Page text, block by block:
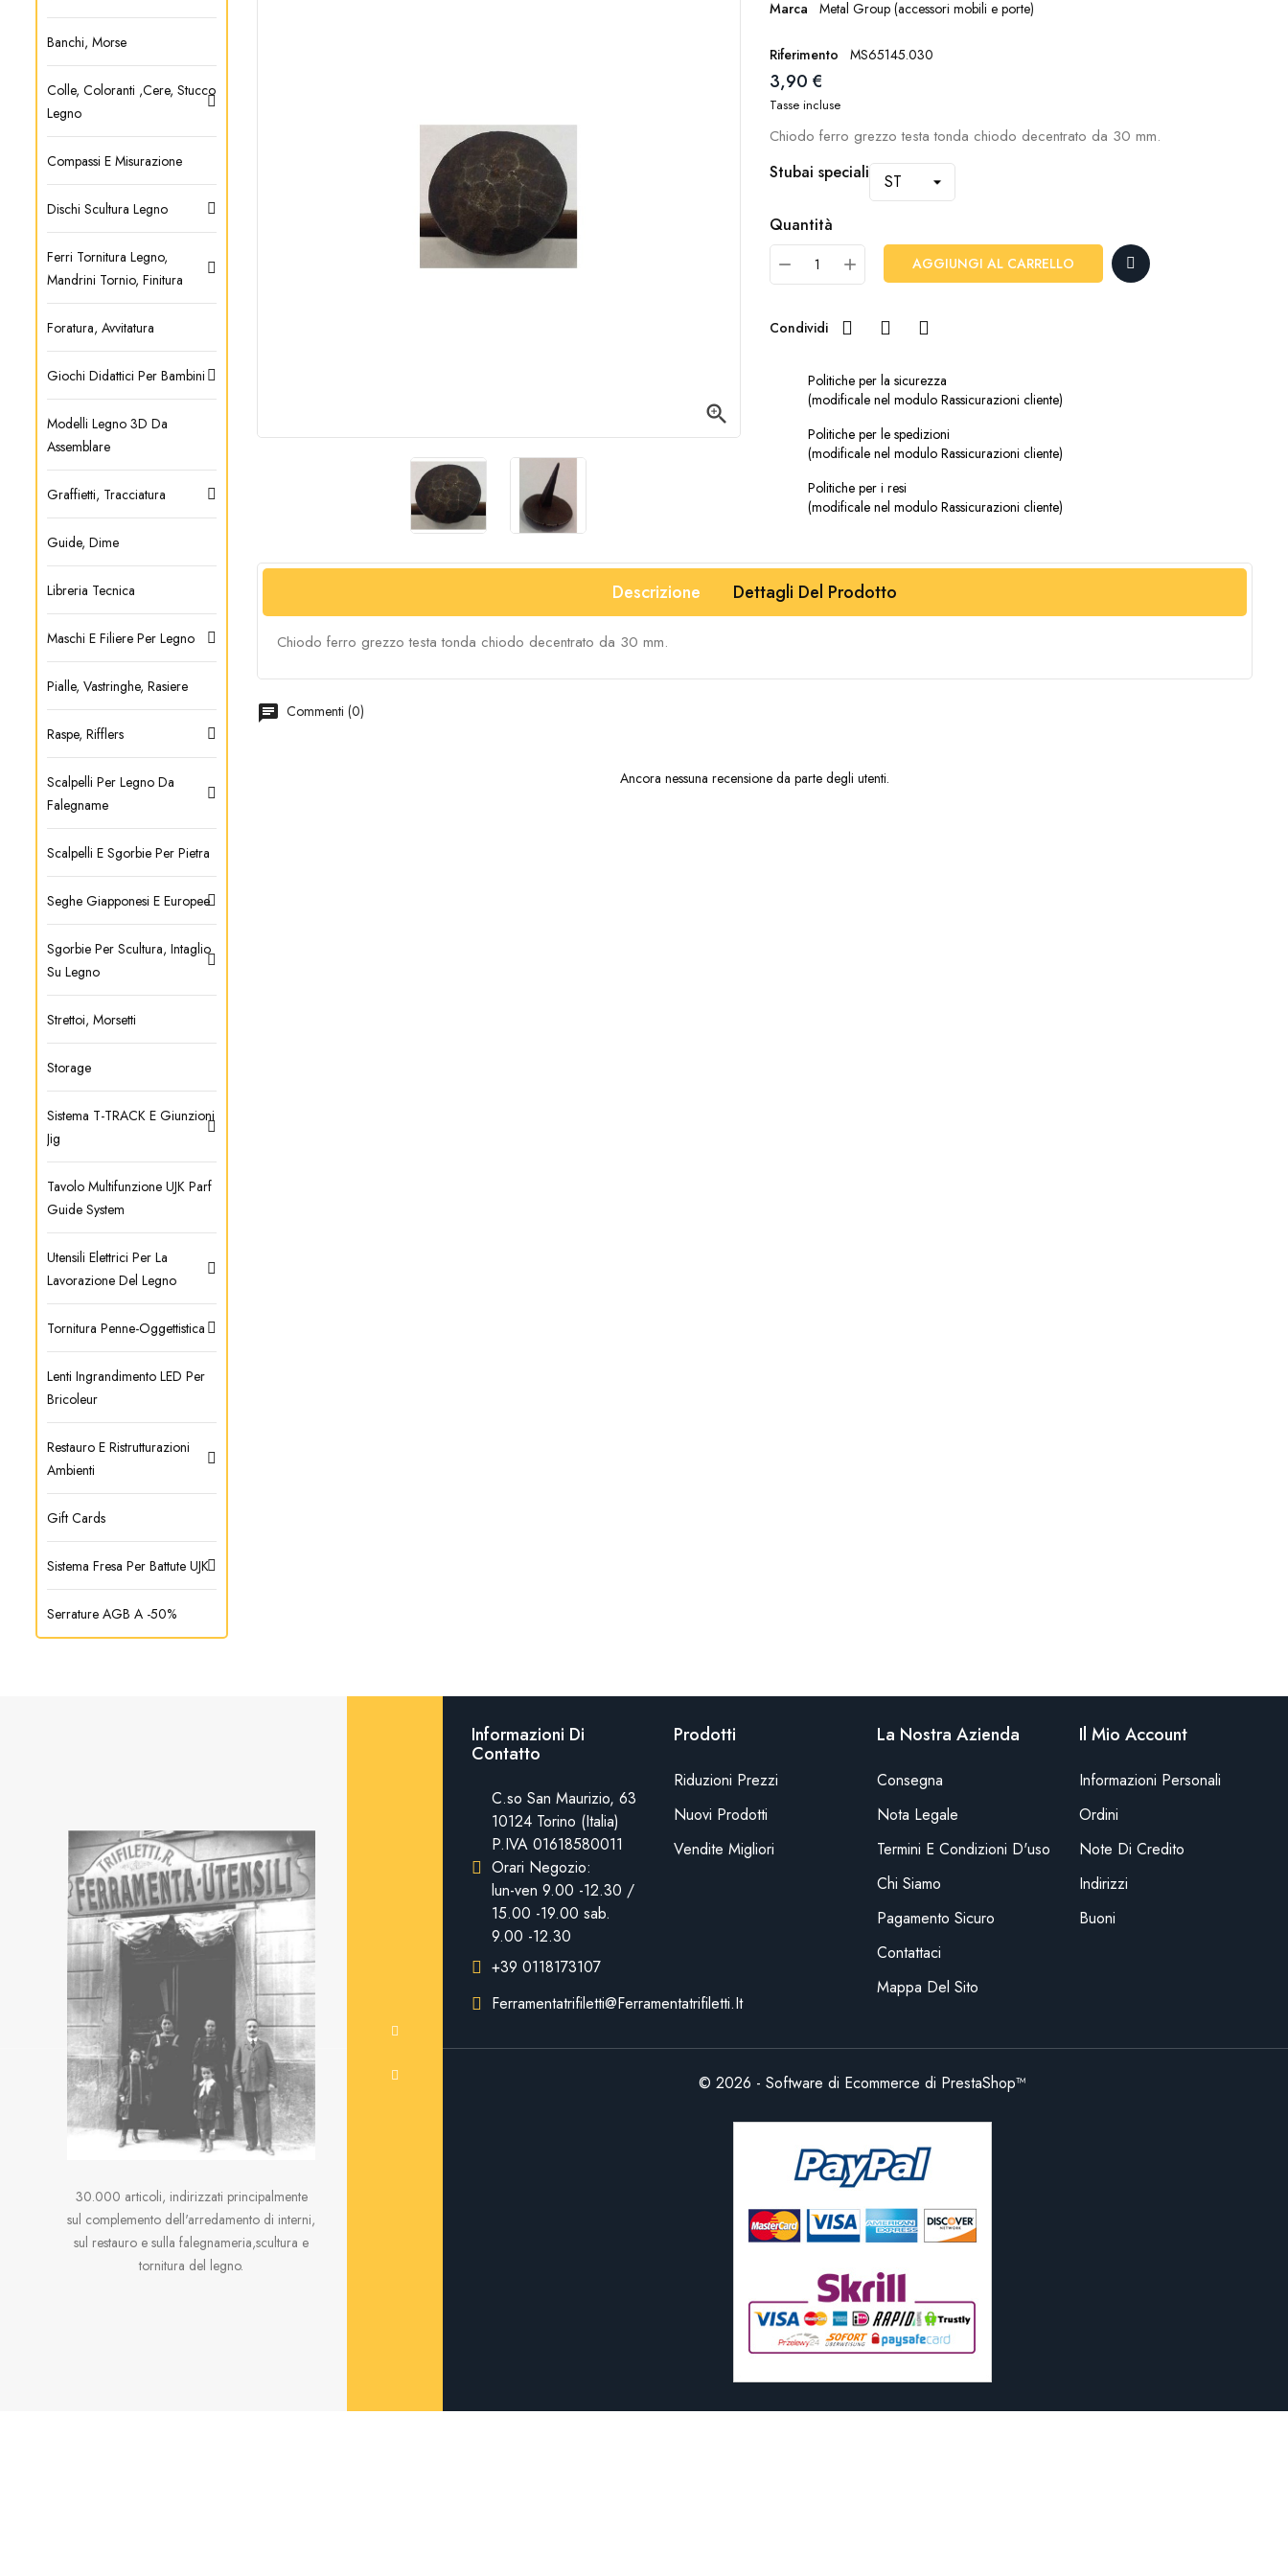
Banchi, Morse
Colle, Coloranti ,cere, Stucco
Legno
Compassi E Misurazione
Dischi Scultura Legno
Ferri Tornitura Legno,
Mandrini Tornio, Finitura
Foratura, Avvitatura
Giochi Didattici Per Bambini
Modelli Legno 3D Da
Assemblare
Graffietti, Tracciatura
Guide, Dime
Libreria Tecnica
Maschi E Filiere Per Legno
Pialle, Vastringhe, Rasiere
Raspe, Rifflers
Scalpelli Per Legno Da
Falegname
Scalpelli E Sgorbie Per Pietra
Seghe Giapponesi E Europee
Sgorbie Per Scultura, Intaglio
Su Legno
Strettoi, Morsetti
Storage
Sistema T-TRACK E Giunzioni
Jig
Tavolo Multifunzione UJK Parf
Guide System
Utensili Elettrici Per La
Lavorazione Del Legno
Tornitura Penne-Oggettistica
Lenti Ingrandimento LED Per
Bricoleur
Restauro E Ristrutturazioni
Ambienti
Gift Cards
Sistema Fresa Per Battute UJK
Serrature AGB A -50%

Marca Metal Group (accessori mobili e porte)
Riferimento MS65145.030
3,90 €
Tasse incluse
Chiodo ferro grezzo testa tonda chiodo decentrato da 30 mm.
Stubai speciali
Quantità
AGGIUNGI AL CARRELLO
Condividi
Politiche per la sicurezza
(modificale nel modulo Rassicurazioni cliente)
Politiche per le spedizioni
(modificale nel modulo Rassicurazioni cliente)
Politiche per i resi
(modificale nel modulo Rassicurazioni cliente)
Descrizione Dettagli Del Prodotto
Chiodo ferro grezzo testa tonda chiodo decentrato da 30 mm.
chat Commenti (0)
Ancora nessuna recensione da parte degli utenti.
30.000 articoli, indirizzati principalmente
sul complemento dell'arredamento di interni,
sul restauro e sulla falegnameria,scultura e
tornitura del legno.
Informazioni Di
Contatto
C.so San Maurizio, 63
10124 Torino (Italia)
P.IVA 01618580011
Orari Negozio:
lun-ven 9.00 -12.30 /
15.00 -19.00 sab.
9.00 -12.30
+39 0118173107
Ferramentatrifiletti@ferramentatrifiletti.it
Prodotti
Riduzioni Prezzi
Nuovi Prodotti
Vendite Migliori
La Nostra Azienda
Consegna
Nota Legale
Termini E Condizioni D'uso
Chi Siamo
Pagamento Sicuro
Contattaci
Mappa Del Sito
Il Mio Account
Informazioni Personali
Ordini
Note Di Credito
Indirizzi
Buoni
© 2026 - Software di Ecommerce di PrestaShop™